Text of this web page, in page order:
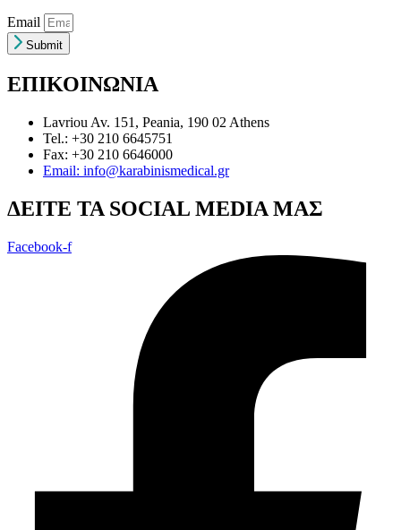
Email
Submit
ΕΠΙΚΟΙΝΩΝΙΑ
Lavriou Av. 151, Peania, 190 02 Athens
Tel.: +30 210 6645751
Fax: +30 210 6646000
Email: info@karabinismedical.gr
ΔEITE TA SOCIAL MEDIA ΜΑΣ
Facebook-f